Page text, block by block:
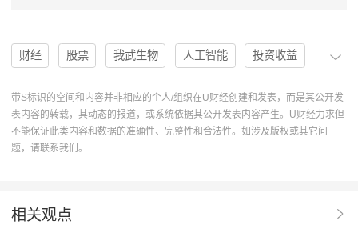
财经 股票 我武生物 人工智能 投资收益
毛利率 投资建议 300357 黄花蒿粉滴剂
盈利预测 买入评级 粉尘螨滴剂 首次评级
带S标识的空间和内容并非相应的个人/组织在U财经创建和发表，而是其公开发
表内容的转载，其动态的报道，或系统依据其公开发表内容产生。U财经力求但
不能保证此类内容和数据的准确性、完整性和合法性。如涉及版权或其它问
题，请联系我们。
相关观点